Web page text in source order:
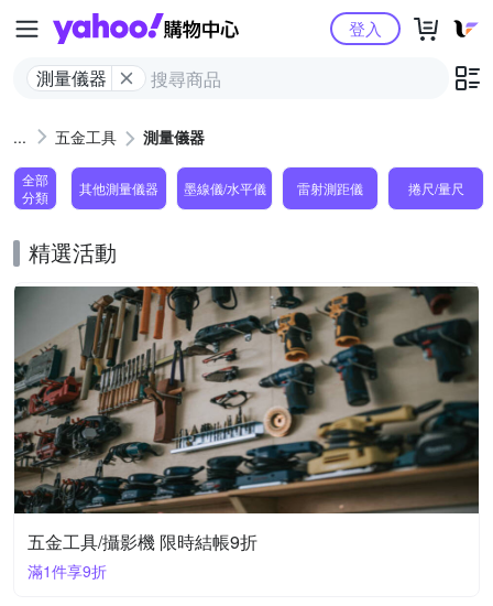
Yahoo購物中心
測量儀器
登入
五金工具 測量儀器
全部
分類
其他測量儀器 墨線儀/水平儀 雷射測距儀 捲尺/量尺
精選活動
五金工具/攝影機 限時結帳9折
滿1件享9折